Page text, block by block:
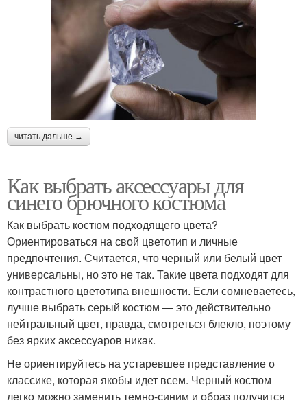
читать дальше →
Как выбрать аксессуары для
синего брючного костюма
Как выбрать костюм подходящего цвета?
Ориентироваться на свой цветотип и личные
предпочтения. Считается, что черный или белый цвет
универсальны, но это не так. Такие цвета подходят для
контрастного цветотипа внешности. Если сомневаетесь,
лучше выбрать серый костюм — это действительно
нейтральный цвет, правда, смотреться блекло, поэтому
без ярких аксессуаров никак.
Не ориентируйтесь на устаревшее представление о
классике, которая якобы идет всем. Черный костюм
легко можно заменить темно-синим и образ получится